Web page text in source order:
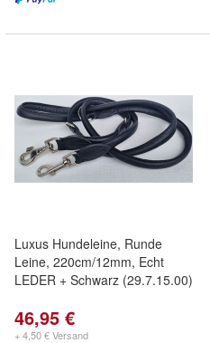
Luxus Hundeleine, Runde
Leine, 220cm/12mm, Echt
LEDER + Schwarz (29.7.15.00)
46,95 €
+ 4,50 € Versand